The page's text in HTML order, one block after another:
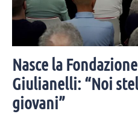
Nasce la
Giulianelli: “Noi
giovani”